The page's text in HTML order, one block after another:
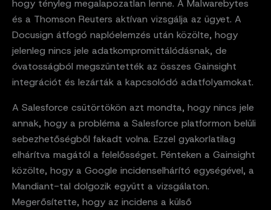
hogy tényleg megalapozatlan lenne. A Malwarebytes
és a Thomson Reuters aktívan vizsgálja az ügyet. A
Docusign átfogó naplóelemzés után közölte, hogy
jelenleg nincs jele adatkompromittálódásnak, de
óvatosságból megszüntették az összes Gainsight
integrációt és lezárták a kapcsolódó adatfolyamokat.
A Salesforce csütörtökön azt mondta, hogy nincs jele
annak, hogy a probléma a Salesforce platformon belüli
sebezhetőségből fakadt volna. Ezzel gyakorlatilag
elhárítva magától a felelősséget. Pénteken a Gainsight
közölte, hogy a Google incidenselhárító egységével, a
Mandiant-tal dolgozik együtt a vizsgálaton.
Megerősítette, hogy az incidens a külső